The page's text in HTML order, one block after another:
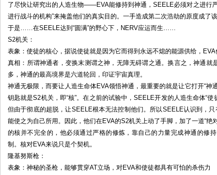
了尽快让研究出的人造生物——EVA能修持到神通，SEELE必须对之进行
进行战斗的机构”来掩盖他们的真实目的。一手造成第二次浩劫的原度成了
于是……在SEELE达到“圆满”的野心下，NERV应运而生……
S2机关：
表象：使徒的核心，据说使徒就是因为它而得到永远不熄的能源供给，
真相：所谓神通者，变换末测谓之神，无障无碍谓之通。换言之，神通就
多，神通的最高境界是六道轮回，印证宇宙真理。
神通无极限，而要让人造生命体EVA领悟神通，最重要的就是让它打开“神
钥匙就是S2机关，即“核”。在之前的试验中，SEELE开发的人造生命体“
但由于彻底的超脱，让SEELE根本无法控制他们。所以SEELE认识到，
能使之为自己所用。因此，他们在EVA的S2机关上动了手脚，加了一道“绝
的核并不完全的，他必须通过严格的修炼，靠自己的力量完成神通的修
制。核对EVA来说只是个契机。
隆基努斯枪：
表象：神秘的圣枪，能够贯穿AT立场，对EVA和使徒都具有可怕的杀伤力